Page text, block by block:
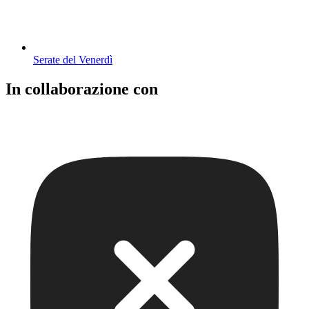
Serate del Venerdì
In collaborazione con